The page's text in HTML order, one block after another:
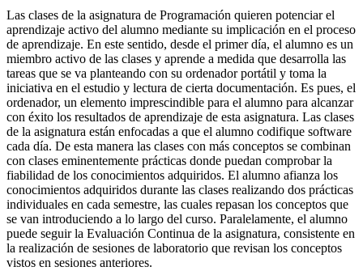
Las clases de la asignatura de Programación quieren potenciar el
aprendizaje activo del alumno mediante su implicación en el proceso
de aprendizaje. En este sentido, desde el primer día, el alumno es un
miembro activo de las clases y aprende a medida que desarrolla las
tareas que se va planteando con su ordenador portátil y toma la
iniciativa en el estudio y lectura de cierta documentación. Es pues, el
ordenador, un elemento imprescindible para el alumno para alcanzar
con éxito los resultados de aprendizaje de esta asignatura. Las clases
de la asignatura están enfocadas a que el alumno codifique software
cada día. De esta manera las clases con más conceptos se combinan
con clases eminentemente prácticas donde puedan comprobar la
fiabilidad de los conocimientos adquiridos. El alumno afianza los
conocimientos adquiridos durante las clases realizando dos prácticas
individuales en cada semestre, las cuales repasan los conceptos que
se van introduciendo a lo largo del curso. Paralelamente, el alumno
puede seguir la Evaluación Continua de la asignatura, consistente en
la realización de sesiones de laboratorio que revisan los conceptos
vistos en sesiones anteriores.